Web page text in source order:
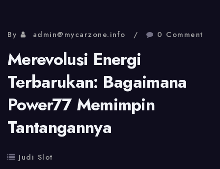
By admin@mycarzone.info 0 Comment
Merevolusi Energi
Terbarukan: Bagaimana
Power77 Memimpin
Tantangannya
Judi Slot